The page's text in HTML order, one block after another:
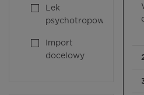
Lek
psychotropowy
Import
docelowy